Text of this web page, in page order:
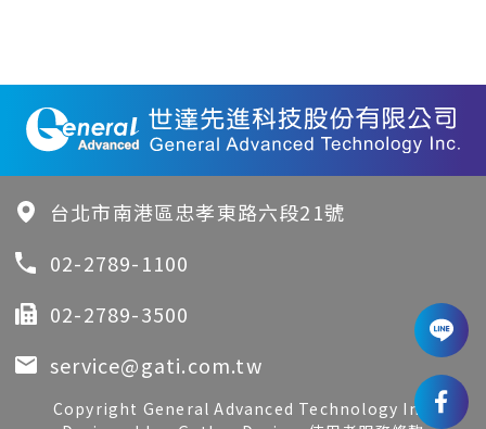
台北市南港區忠孝東路六段21號
02-2789-1100
02-2789-3500
service@gati.com.tw
Copyright General Advanced Technology Inc.